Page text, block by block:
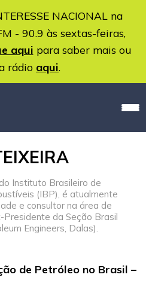
NACIONAL na
- 90.9 às sextas-feiras,
aqui para saber mais ou
rádio aqui.
Instituto Brasileiro de
(IBP), é atualmente
e consultor na área de
da Seção Brasil
Engineers, Dalas).
de Petróleo no Brasil –